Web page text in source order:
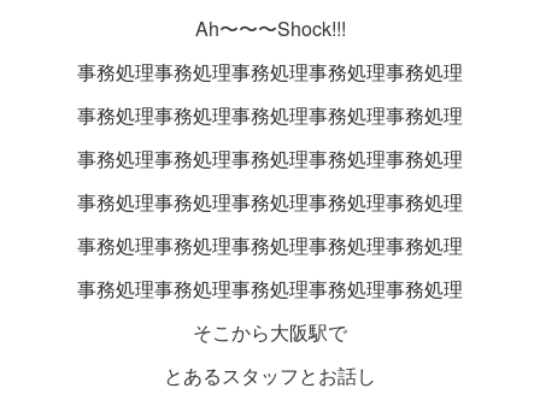
Ah〜〜〜Shock!!!
事務処理事務処理事務処理事務処理事務処理
事務処理事務処理事務処理事務処理事務処理
事務処理事務処理事務処理事務処理事務処理
事務処理事務処理事務処理事務処理事務処理
事務処理事務処理事務処理事務処理事務処理
事務処理事務処理事務処理事務処理事務処理
そこから大阪駅で
とあるスタッフとお話し